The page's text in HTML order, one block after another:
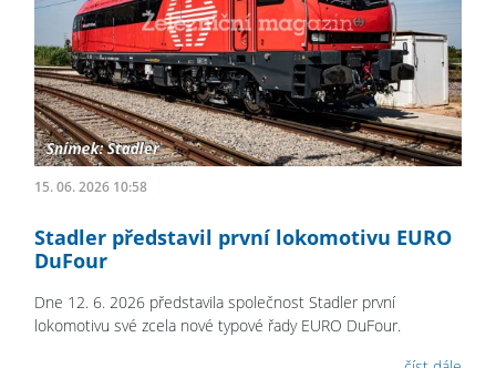
15. 06. 2026 10:58
Stadler představil první lokomotivu EURO
DuFour
Dne 12. 6. 2026 představila společnost Stadler první
lokomotivu své zcela nové typové řady EURO DuFour.